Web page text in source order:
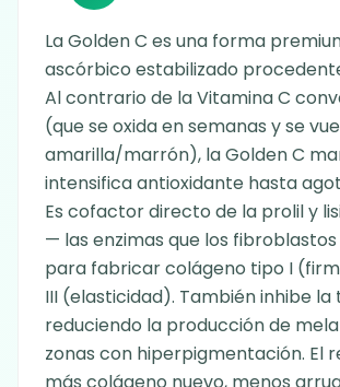
La Golden C es una forma
ascórbico estabilizado
Al contrario de la Vitamina C
(que se oxida en semanas y se
amarilla/marrón), la Golden C
intensifica antioxidante hasta
Es cofactor directo de la prolil y
— las enzimas que los
para fabricar colágeno tipo I
III (elasticidad). También inhibe la
reduciendo la producción de
zonas con hiperpigmentación. El